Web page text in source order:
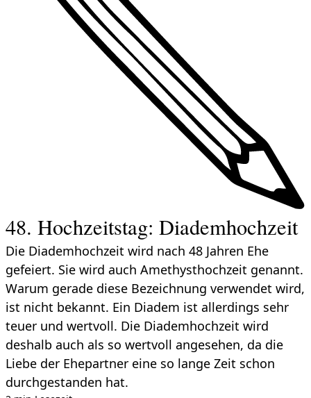
48. Hochzeitstag: Diademhochzeit
Die Diademhochzeit wird nach 48 Jahren Ehe
gefeiert. Sie wird auch Amethysthochzeit genannt.
Warum gerade diese Bezeichnung verwendet wird,
ist nicht bekannt. Ein Diadem ist allerdings sehr
teuer und wertvoll. Die Diademhochzeit wird
deshalb auch als so wertvoll angesehen, da die
Liebe der Ehepartner eine so lange Zeit schon
durchgestanden hat.